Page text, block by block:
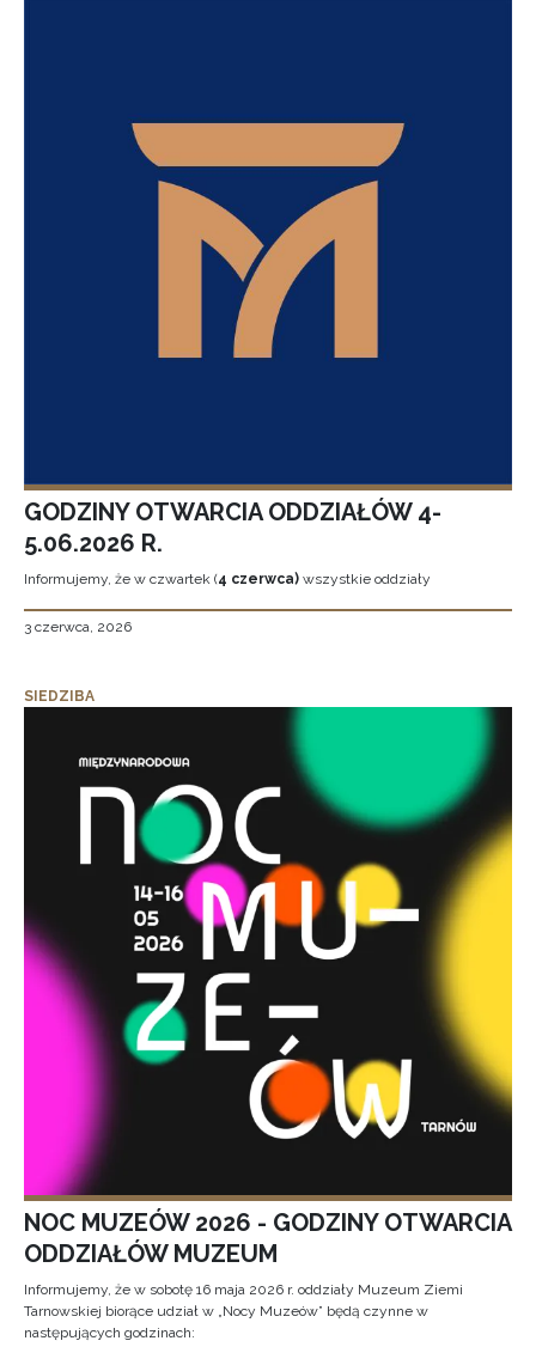
GODZINY OTWARCIA ODDZIAŁÓW 4-
5.06.2026 R.
Informujemy, że w czwartek (4 czerwca) wszystkie oddziały
3 czerwca, 2026
SIEDZIBA
NOC MUZEÓW 2026 - GODZINY OTWARCIA
ODDZIAŁÓW MUZEUM
Informujemy, że w sobotę 16 maja 2026 r. oddziały Muzeum Ziemi
Tarnowskiej biorące udział w „Nocy Muzeów” będą czynne w
następujących godzinach: